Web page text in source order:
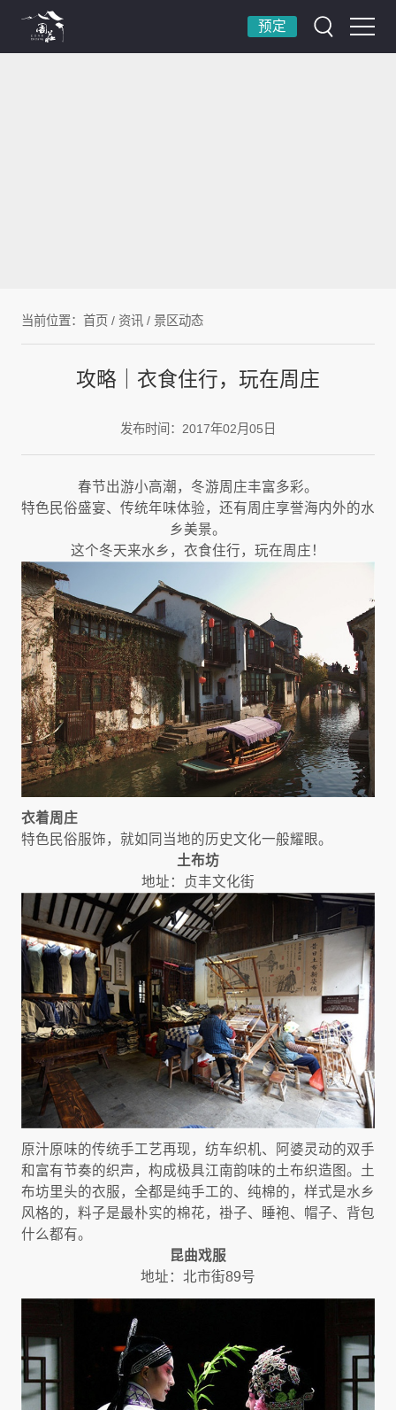
预定
当前位置： 首页 / 资讯 / 景区动态
攻略｜衣食住行，玩在周庄
发布时间：2017年02月05日
春节出游小高潮，冬游周庄丰富多彩。
特色民俗盛宴、传统年味体验，还有周庄享誉海内外的水
乡美景。
这个冬天来水乡，衣食住行，玩在周庄！
衣着周庄
特色民俗服饰，就如同当地的历史文化一般耀眼。
土布坊
地址：贞丰文化街
原汁原味的传统手工艺再现，纺车织机、阿婆灵动的双手
和富有节奏的织声，构成极具江南韵味的土布织造图。土
布坊里头的衣服，全都是纯手工的、纯棉的，样式是水乡
风格的，料子是最朴实的棉花，褂子、睡袍、帽子、背包
什么都有。
昆曲戏服
地址：北市街89号